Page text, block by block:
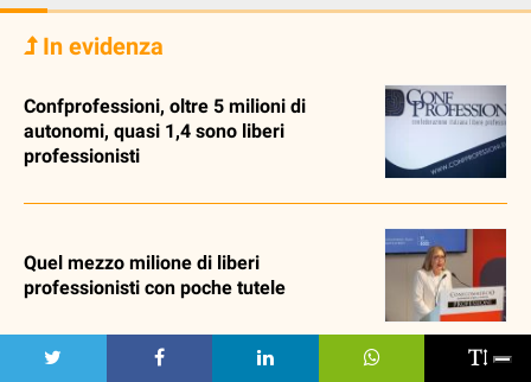
In evidenza
Confprofessioni, oltre 5 milioni di
autonomi, quasi 1,4 sono liberi
professionisti
Quel mezzo milione di liberi
professionisti con poche tutele